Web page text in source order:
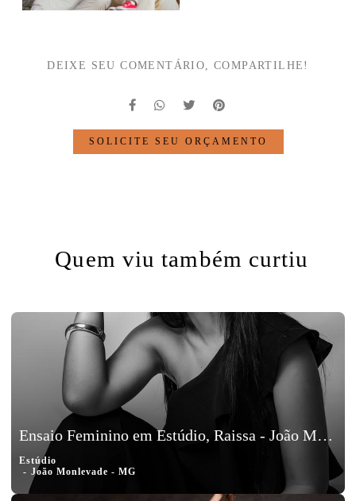
DEIXE SEU COMENTÁRIO, COMPARTILHE!
SOLICITE SEU ORÇAMENTO
Quem viu também curtiu
Ensaio Feminino em Estúdio, Raissa - João Monlevade , MG
Estúdio
João Monlevade - MG